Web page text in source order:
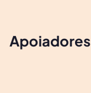
Apoiadores